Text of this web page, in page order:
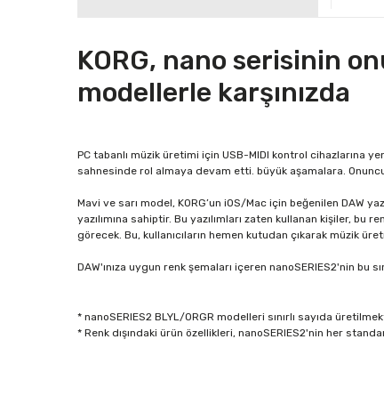
KORG, nano serisinin
modellerle karşınızda
PC tabanlı müzik üretimi için USB-MIDI kontrol cihazlarına
sahnesinde rol almaya devam etti. büyük aşamalara.
Mavi ve sarı model, KORG’un iOS/Mac için beğenilen DAW
yazılımına sahiptir. Bu yazılımları zaten kullanan kişiler,
görecek. Bu, kullanıcıların hemen kutudan çıkarak müzik
DAW'ınıza uygun renk şemaları içeren nanoSERIES2'nin
* nanoSERIES2 BLYL/ORGR modelleri sınırlı sayıda
* Renk dışındaki ürün özellikleri, nanoSERIES2'nin her